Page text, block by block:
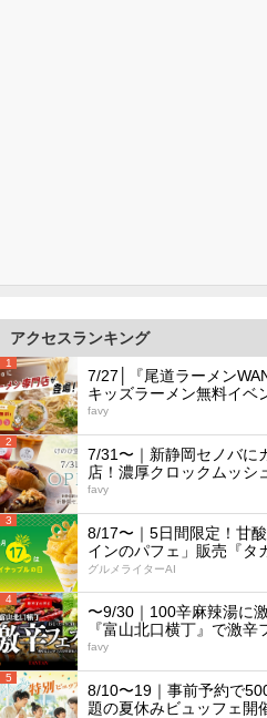
アクセスランキング
1
7/27│『尾道ラーメン
キッズラーメン無料イベ
favy
2
7/31〜｜新静岡セノバに
店！濃厚クロックムッシ
favy
3
8/17〜｜5日間限定！甘
インのパフェ」販売『タ
グルメライターAI
4
〜9/30｜100辛麻辣湯に
『富山北口横丁』で激辛
favy
5
8/10〜19｜事前予約で
題の夏休みビュッフェ開